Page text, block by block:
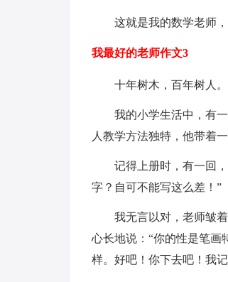
这就是我的数学老师
我最好的老师作文3
十年树木，百年树人
我的小学生活中，有
人教学方法独特，他带着
记得上册时，有一回
字？自可不能写这么差！”
我无言以对，老师皱
心长地说：“你的性是笔画
样。好吧！你下去吧！我